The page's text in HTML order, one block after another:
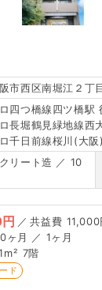
市西区南堀江２丁
四つ橋線四ツ橋駅
長堀鶴見緑地線西
千日前線桜川(大
リート造 ／ 10
／
11,000
0ヶ月 ／ 1ヶ月
7階
ド